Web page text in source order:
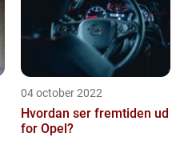
04 october 2022
Hvordan ser fremtiden ud
for Opel?